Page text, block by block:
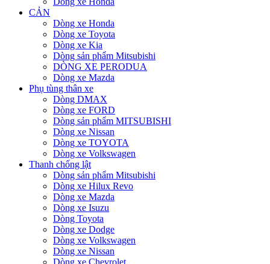
CẢN
Dòng xe Honda
Dòng xe Toyota
Dòng xe Kia
Dòng sản phẩm Mitsubishi
DÒNG XE PERODUA
Dòng xe Mazda
Phụ tùng thân xe
Dòng DMAX
Dòng xe FORD
Dòng sản phẩm MITSUBISHI
Dòng xe Nissan
Dòng xe TOYOTA
Dòng xe Volkswagen
Thanh chống lật
Dòng sản phẩm Mitsubishi
Dòng xe Hilux Revo
Dòng xe Mazda
Dòng xe Isuzu
Dòng Toyota
Dòng xe Dodge
Dòng xe Volkswagen
Dòng xe Nissan
Dòng xe Chevrolet